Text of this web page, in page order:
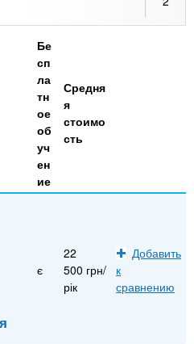
Бе
сп
ла
тн
ое
об
уч
ен
ие
Средня
я
стоимо
сть
є
22
500 грн/
рік
Добавить
к
сравнению